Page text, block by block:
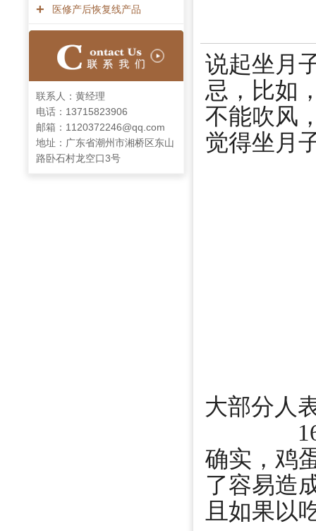
+ 医修产后恢复线产品
联系人：黄经理
电话：13715823906
邮箱：1120372246@qq.com
地址：广东省潮州市湘桥区东山
路卧石村龙空口3号
说起坐月
忌，比如
不能吹风
觉得坐月
大部分人
确实，鸡
了容易造
且如果以